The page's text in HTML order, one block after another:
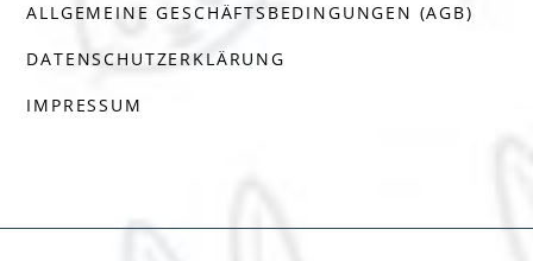
ALLGEMEINE GESCHÄFTSBEDINGUNGEN (AGB)
DATENSCHUTZERKLÄRUNG
IMPRESSUM